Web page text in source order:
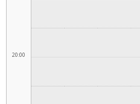
20:00